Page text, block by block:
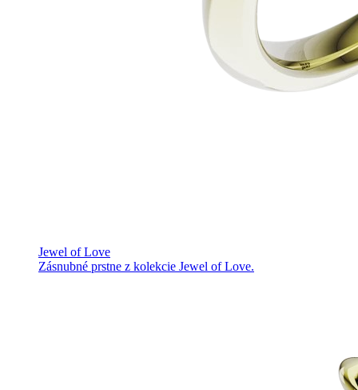
Jewel of Love
Zásnubné prstne z kolekcie Jewel of Love.